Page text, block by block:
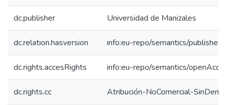
dc.publisher Universidad de Manizales
dc.relation.hasversion info:eu-repo/semantics/
dc.rights.accesRights info:eu-repo/semantics/
dc.rights.cc Atribución-NoComercial-